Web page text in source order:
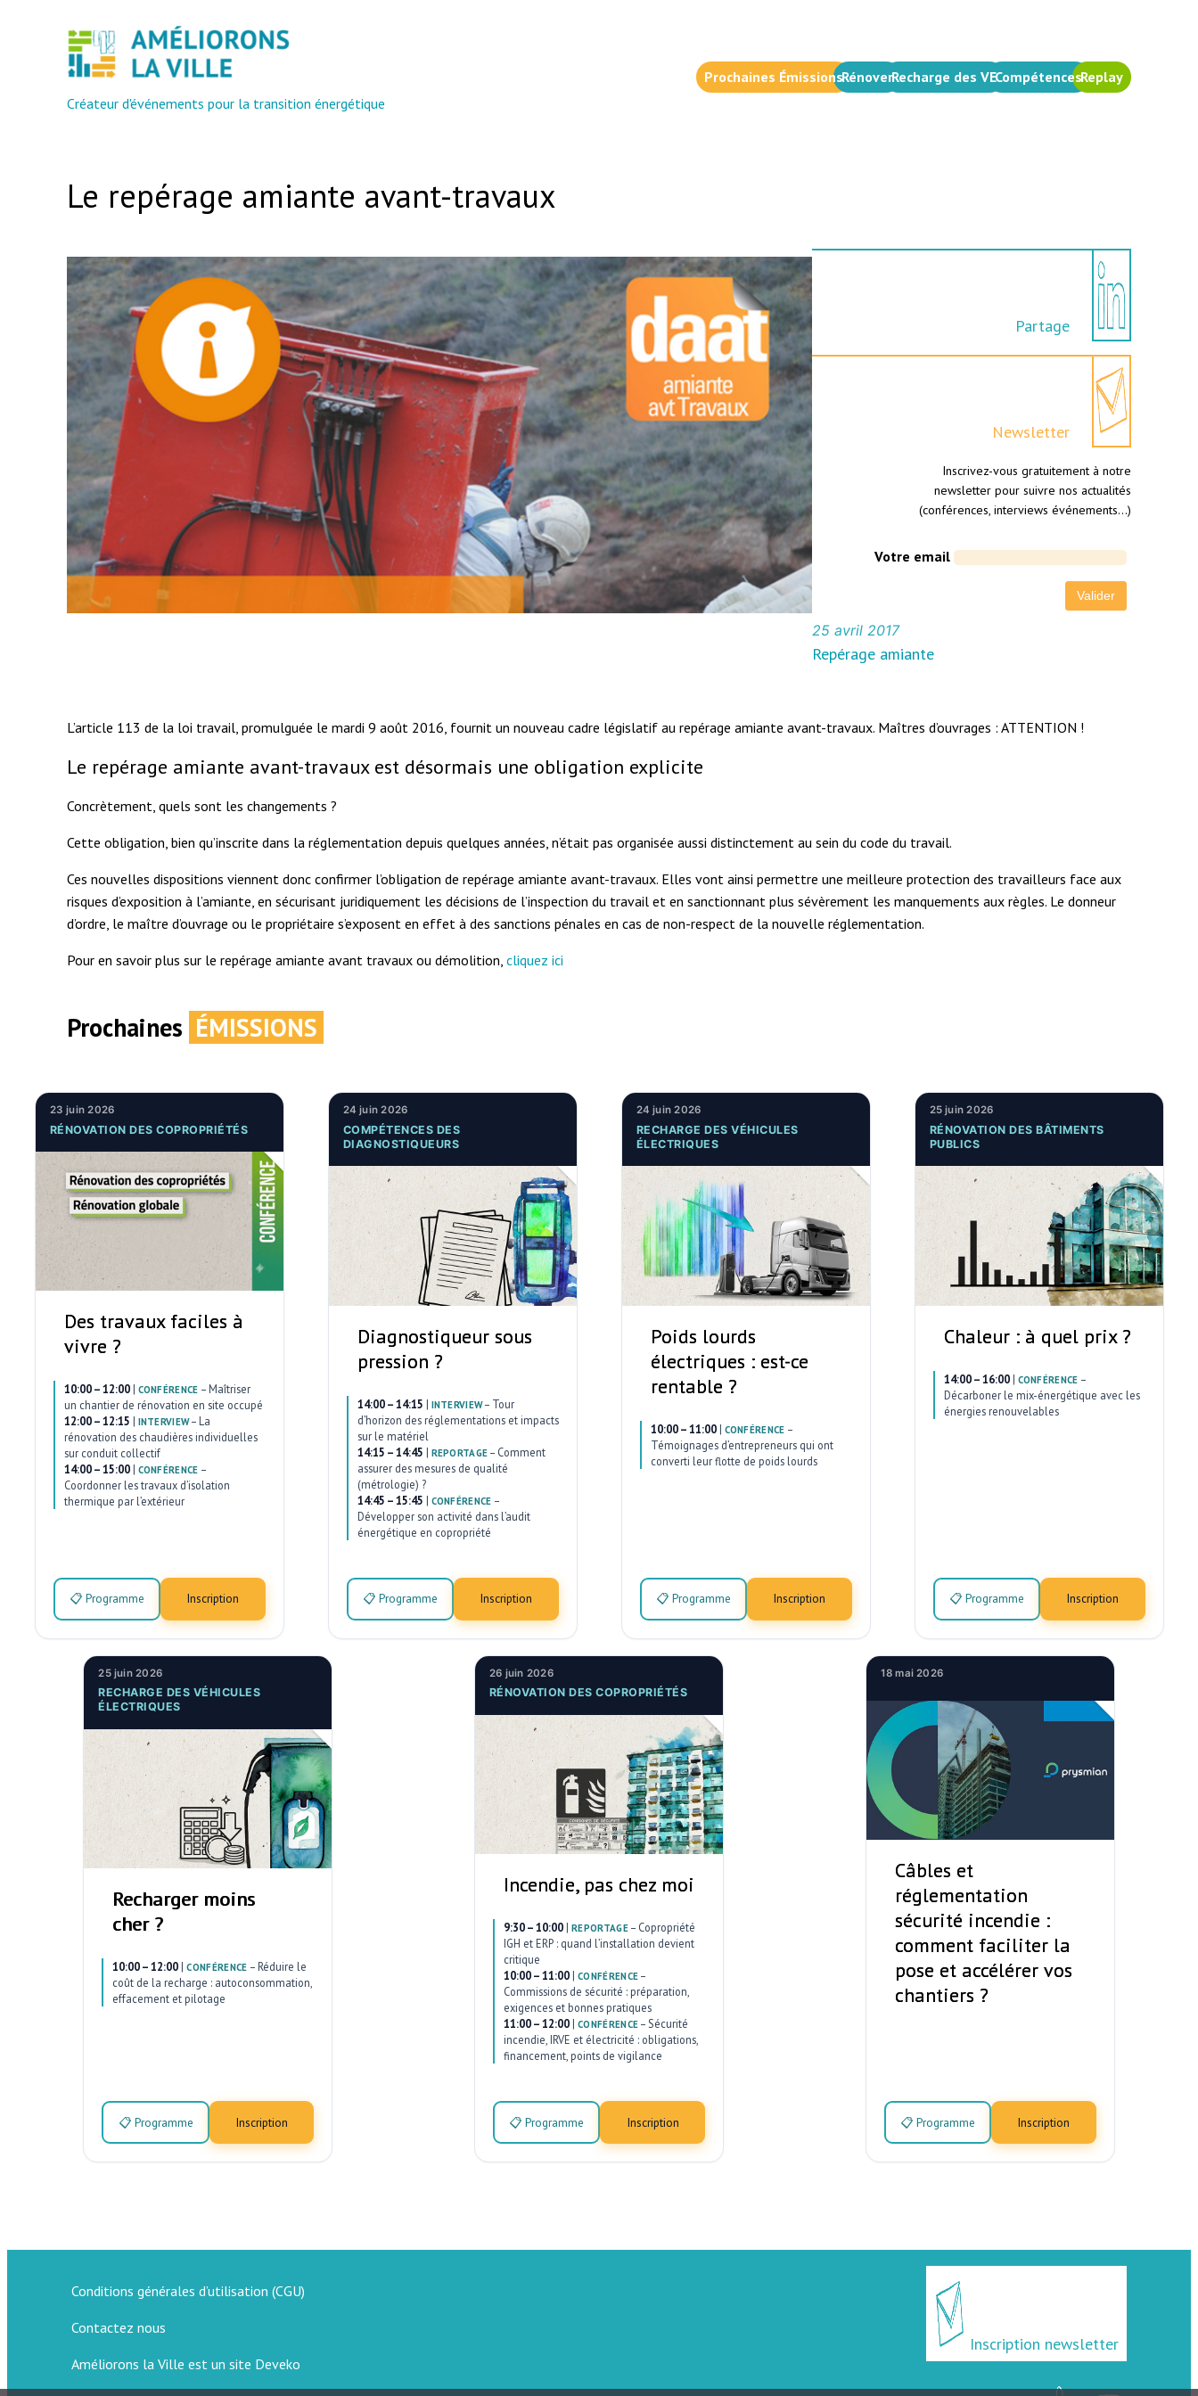
Créateur d'événements pour la transition énergétique
Prochaines ÉmissionsRénoverRecharge des VECompétencesReplay
Le repérage amiante avant-travaux
Partage
Newsletter
Inscrivez-vous gratuitement à notre
newsletter pour suivre nos actualités
(conférences, interviews événements…)
Votre email
25 avril 2017
Repérage amiante
L’article 113 de la loi travail, promulguée le mardi 9 août 2016, fournit un nouveau cadre législatif au repérage amiante avant-travaux. Maîtres d’ouvrages : ATTENTION !
Le repérage amiante avant-travaux est désormais une obligation explicite
Concrètement, quels sont les changements ?
Cette obligation, bien qu’inscrite dans la réglementation depuis quelques années, n’était pas organisée aussi distinctement au sein du code du travail.
Ces nouvelles dispositions viennent donc confirmer l’obligation de repérage amiante avant-travaux. Elles vont ainsi permettre une meilleure protection des travailleurs face aux
risques d’exposition à l’amiante, en sécurisant juridiquement les décisions de l’inspection du travail et en sanctionnant plus sévèrement les manquements aux règles. Le donneur
d’ordre, le maître d’ouvrage ou le propriétaire s’exposent en effet à des sanctions pénales en cas de non-respect de la nouvelle réglementation.
Pour en savoir plus sur le repérage amiante avant travaux ou démolition,cliquez ici
Prochaines ÉMISSIONS
23 juin 2026
RÉNOVATION DES COPROPRIÉTÉS
Des travaux faciles à
vivre ?
10:00 – 12:00| CONFÉRENCE – Maîtriser
un chantier de rénovation en site occupé
12:00 – 12:15 | INTERVIEW– La
rénovation des chaudières individuelles
sur conduit collectif
14:00 – 15:00| CONFÉRENCE –
Coordonner les travaux d’isolation
thermique par l’extérieur
📋 Programme Inscription
24 juin 2026
COMPÉTENCES DES
DIAGNOSTIQUEURS
Diagnostiqueur sous
pression ?
14:00 – 14:15 | INTERVIEW– Tour
d’horizon des réglementations et impacts
sur le matériel
14:15 – 14:45 | REPORTAGE – Comment
assurer des mesures de qualité
(métrologie) ?
14:45 – 15:45 | CONFÉRENCE –
Développer son activité dans l’audit
énergétique en copropriété
📋 Programme Inscription
24 juin 2026
RECHARGE DES VÉHICULES
ÉLECTRIQUES
Poids lourds
électriques : est-ce
rentable ?
10:00 – 11:00| CONFÉRENCE –
Témoignages d’entrepreneurs qui ont
converti leur flotte de poids lourds
📋 Programme Inscription
25 juin 2026
RÉNOVATION DES BÂTIMENTS
PUBLICS
Chaleur : à quel prix ?
14:00 – 16:00| CONFÉRENCE –
Décarboner le mix-énergétique avec les
énergies renouvelables
📋 Programme Inscription
25 juin 2026
RECHARGE DES VÉHICULES
ÉLECTRIQUES
Recharger moins
cher ?
10:00 – 12:00 |CONFÉRENCE – Réduire le
coût de la recharge : autoconsommation,
effacement et pilotage
📋 Programme Inscription
26 juin 2026
RÉNOVATION DES COPROPRIÉTÉS
Incendie, pas chez moi
9:30 – 10:00| REPORTAGE– Copropriété
IGH et ERP : quand l’installation devient
critique
10:00 – 11:00| CONFÉRENCE –
Commissions de sécurité : préparation,
exigences et bonnes pratiques
11:00 – 12:00| CONFÉRENCE –Sécurité
incendie, IRVE et électricité : obligations,
financement, points de vigilance
📋 Programme Inscription
18 mai 2026
Câbles et
réglementation
sécurité incendie :
comment faciliter la
pose et accélérer vos
chantiers ?
📋 Programme Inscription
Conditions générales d’utilisation (CGU)
Contactez nous
Améliorons la Ville est un site Deveko
Inscription newsletter